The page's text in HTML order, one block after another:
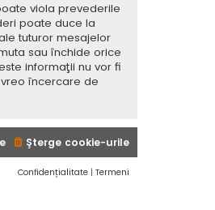
viola prevederile
poate duce la
tuturor mesajelor
sau închide orice
informaţii nu vor fi
încercare de
Şterge cookie-urile
Confidențialitate | Termeni